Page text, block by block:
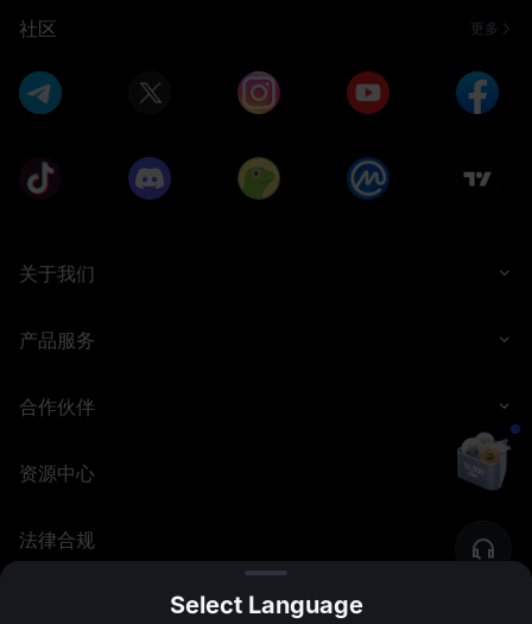
社区 更多
关于我们
产品服务
合作伙伴
资源中心
法律合规
Select Language